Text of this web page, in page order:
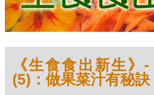
《生食食出新生》
(5)：做果菜汁有秘訣